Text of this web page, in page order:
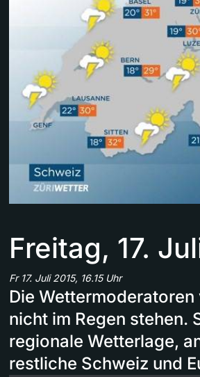
Freitag, 17.
Fr 17. Juli 2015, 16.15 Uhr
Die
nicht im Regen stehen.
regionale Wetterlage,
restliche Schweiz und